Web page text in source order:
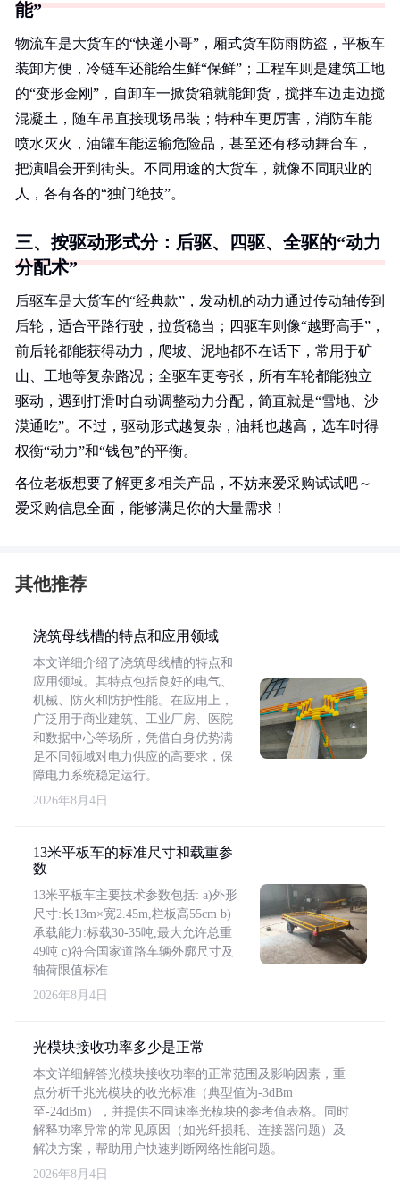
能”
物流车是大货车的“快递小哥”，厢式货车防雨防盗，平板车
装卸方便，冷链车还能给生鲜“保鲜”；工程车则是建筑工地
的“变形金刚”，自卸车一掀货箱就能卸货，搅拌车边走边搅
混凝土，随车吊直接现场吊装；特种车更厉害，消防车能
喷水灭火，油罐车能运输危险品，甚至还有移动舞台车，
把演唱会开到街头。不同用途的大货车，就像不同职业的
人，各有各的“独门绝技”。
三、按驱动形式分：后驱、四驱、全驱的“动力
分配术”
后驱车是大货车的“经典款”，发动机的动力通过传动轴传到
后轮，适合平路行驶，拉货稳当；四驱车则像“越野高手”，
前后轮都能获得动力，爬坡、泥地都不在话下，常用于矿
山、工地等复杂路况；全驱车更夸张，所有车轮都能独立
驱动，遇到打滑时自动调整动力分配，简直就是“雪地、沙
漠通吃”。不过，驱动形式越复杂，油耗也越高，选车时得
权衡“动力”和“钱包”的平衡。
各位老板想要了解更多相关产品，不妨来爱采购试试吧～
爱采购信息全面，能够满足你的大量需求！
其他推荐
浇筑母线槽的特点和应用领域
本文详细介绍了浇筑母线槽的特点和
应用领域。其特点包括良好的电气、
机械、防火和防护性能。在应用上，
广泛用于商业建筑、工业厂房、医院
和数据中心等场所，凭借自身优势满
足不同领域对电力供应的高要求，保
障电力系统稳定运行。
2026年8月4日
13米平板车的标准尺寸和载重参
数
13米平板车主要技术参数包括: a)外形
尺寸:长13m×宽2.45m,栏板高55cm b)
承载能力:标载30-35吨,最大允许总重
49吨 c)符合国家道路车辆外廓尺寸及
轴荷限值标准
2026年8月4日
光模块接收功率多少是正常
本文详细解答光模块接收功率的正常范围及影响因素，重
点分析千兆光模块的收光标准（典型值为-3dBm
至-24dBm），并提供不同速率光模块的参考值表格。同时
解释功率异常的常见原因（如光纤损耗、连接器问题）及
解决方案，帮助用户快速判断网络性能问题。
2026年8月4日